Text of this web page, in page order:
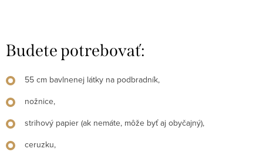
Budete potrebovať:
55 cm bavlnenej látky na podbradník,
nožnice,
strihový papier (ak nemáte, môže byť aj obyčajný),
ceruzku,